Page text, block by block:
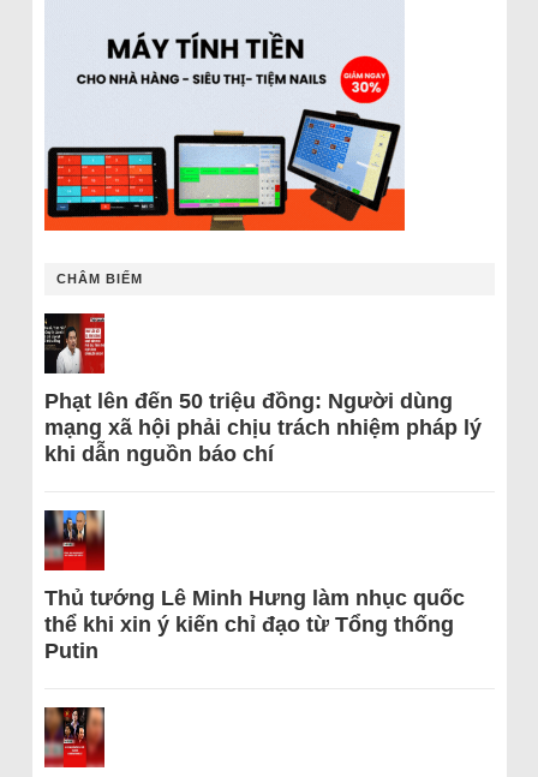
CHÂM BIẾM
Phạt lên đến 50 triệu đồng: Người dùng
mạng xã hội phải chịu trách nhiệm pháp lý
khi dẫn nguồn báo chí
Thủ tướng Lê Minh Hưng làm nhục quốc
thể khi xin ý kiến chỉ đạo từ Tổng thống
Putin